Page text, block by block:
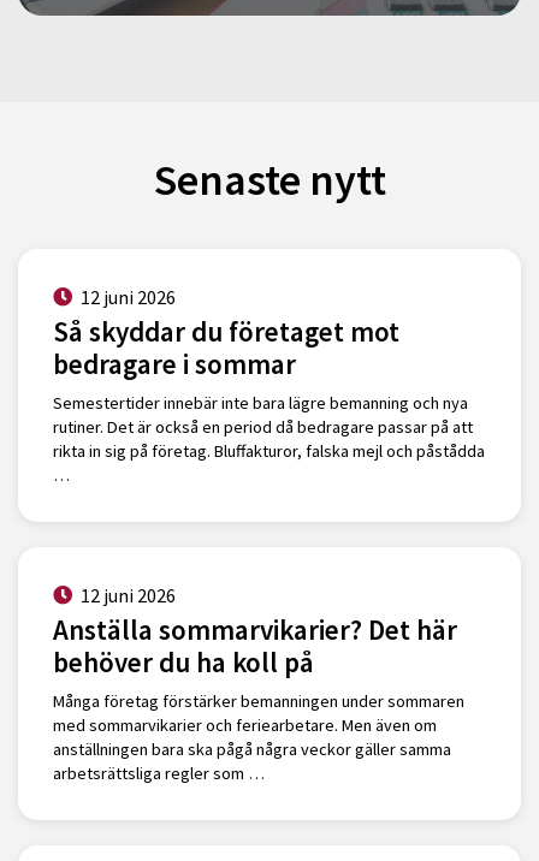
Senaste nytt
12 juni 2026
Så skyddar du företaget mot
bedragare i sommar
Semestertider innebär inte bara lägre bemanning och nya
rutiner. Det är också en period då bedragare passar på att
rikta in sig på företag. Bluffakturor, falska mejl och påstådda
…
12 juni 2026
Anställa sommarvikarier? Det här
behöver du ha koll på
Många företag förstärker bemanningen under sommaren
med sommarvikarier och feriearbetare. Men även om
anställningen bara ska pågå några veckor gäller samma
arbetsrättsliga regler som …